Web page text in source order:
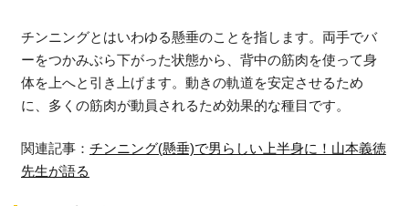
チンニングとはいわゆる懸垂のことを指します。両手でバ
ーをつかみぶら下がった状態から、背中の筋肉を使って身
体を上へと引き上げます。動きの軌道を安定させるため
に、多くの筋肉が動員されるため効果的な種目です。
関連記事： チンニング(懸垂)で男らしい上半身に！山本義徳
先生が語る